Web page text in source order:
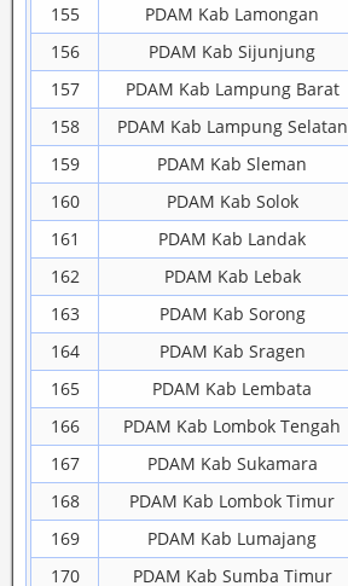
155
PDAM Kab Lamongan
156
PDAM Kab Sijunjung
157
PDAM Kab Lampung Barat
158
PDAM Kab Lampung Selatan
159
PDAM Kab Sleman
160
PDAM Kab Solok
161
PDAM Kab Landak
162
PDAM Kab Lebak
163
PDAM Kab Sorong
164
PDAM Kab Sragen
165
PDAM Kab Lembata
166
PDAM Kab Lombok Tengah
167
PDAM Kab Sukamara
168
PDAM Kab Lombok Timur
169
PDAM Kab Lumajang
170
PDAM Kab Sumba Timur